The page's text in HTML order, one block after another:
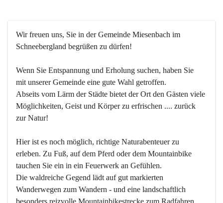
Wir freuen uns, Sie in der Gemeinde Miesenbach im
Schneebergland begrüßen zu dürfen!
Wenn Sie Entspannung und Erholung suchen, haben Sie
mit unserer Gemeinde eine gute Wahl getroffen.
Abseits vom Lärm der Städte bietet der Ort den Gästen viele
Möglichkeiten, Geist und Körper zu erfrischen .... zurück
zur Natur!
Hier ist es noch möglich, richtige Naturabenteuer zu
erleben. Zu Fuß, auf dem Pferd oder dem Mountainbike
tauchen Sie ein in ein Feuerwerk an Gefühlen.
Die waldreiche Gegend lädt auf gut markierten
Wanderwegen zum Wandern - und eine landschaftlich
besonders reizvolle Mountainbikestrecke zum Radfahren